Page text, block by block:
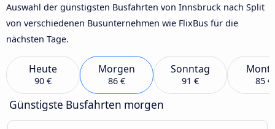
Auswahl der günstigsten Busfahrten von Innsbruck nach Split
von verschiedenen Busunternehmen wie FlixBus für die
nächsten Tage.
Heute
90 €
Morgen
86 €
Sonntag
91 € 85 €
Günstigste Busfahrten morgen